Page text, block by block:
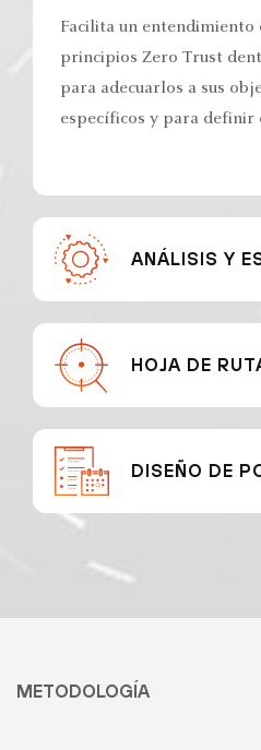
Facilita un entendimiento
principios Zero Trust
para adecuarlos a sus
específicos y para definir
ANÁLISIS Y
HOJA DE
DISEÑO DE
METODOLOGÍA